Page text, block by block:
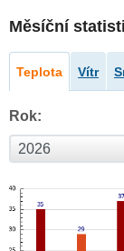
Měsíční
Teplota Vítr
Rok: